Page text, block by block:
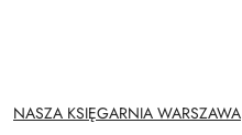
NAZWA
PRODUCENTA:
NASZA KSIĘGARNIA WARSZAWA